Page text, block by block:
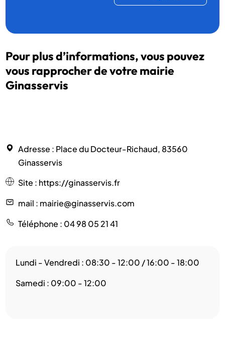
Pour plus d’informations, vous pouvez
vous rapprocher de votre mairie
Ginasservis
Adresse : Place du Docteur-Richaud, 83560
Ginasservis
Site : https://ginasservis.fr
mail : mairie@ginasservis.com
Téléphone : 04 98 05 21 41
Lundi - Vendredi : 08:30 - 12:00 / 16:00 - 18:00
Samedi : 09:00 - 12:00